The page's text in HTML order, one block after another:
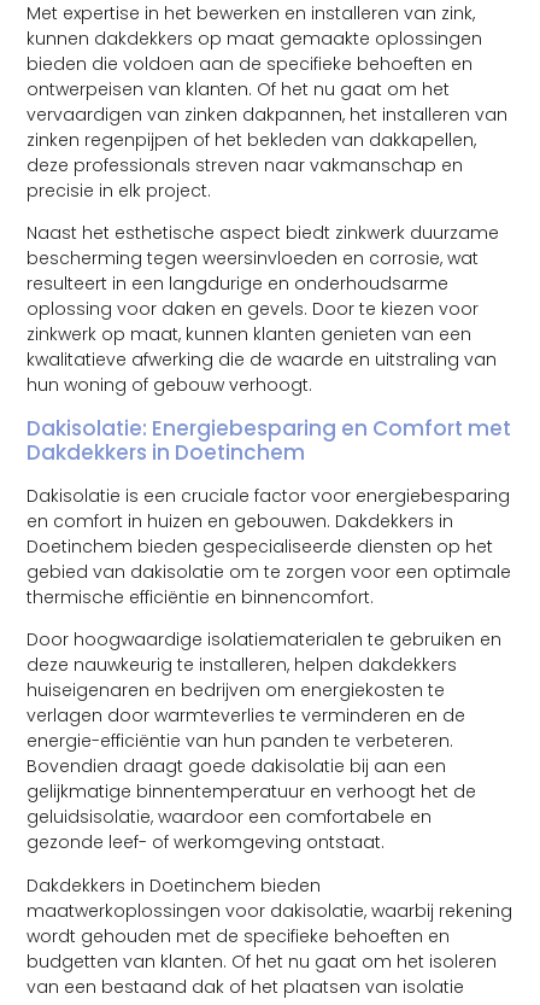
Met expertise in het bewerken en installeren van zink,
kunnen dakdekkers op maat gemaakte oplossingen
bieden die voldoen aan de specifieke behoeften en
ontwerpeisen van klanten. Of het nu gaat om het
vervaardigen van zinken dakpannen, het installeren van
zinken regenpijpen of het bekleden van dakkapellen,
deze professionals streven naar vakmanschap en
precisie in elk project.
Naast het esthetische aspect biedt zinkwerk duurzame
bescherming tegen weersinvloeden en corrosie, wat
resulteert in een langdurige en onderhoudsarme
oplossing voor daken en gevels. Door te kiezen voor
zinkwerk op maat, kunnen klanten genieten van een
kwalitatieve afwerking die de waarde en uitstraling van
hun woning of gebouw verhoogt.
Dakisolatie: Energiebesparing en Comfort met
Dakdekkers in Doetinchem
Dakisolatie is een cruciale factor voor energiebesparing
en comfort in huizen en gebouwen. Dakdekkers in
Doetinchem bieden gespecialiseerde diensten op het
gebied van dakisolatie om te zorgen voor een optimale
thermische efficiëntie en binnencomfort.
Door hoogwaardige isolatiematerialen te gebruiken en
deze nauwkeurig te installeren, helpen dakdekkers
huiseigenaren en bedrijven om energiekosten te
verlagen door warmteverlies te verminderen en de
energie-efficiëntie van hun panden te verbeteren.
Bovendien draagt ​​goede dakisolatie bij aan een
gelijkmatige binnentemperatuur en verhoogt het de
geluidsisolatie, waardoor een comfortabele en
gezonde leef- of werkomgeving ontstaat.
Dakdekkers in Doetinchem bieden
maatwerkoplossingen voor dakisolatie, waarbij rekening
wordt gehouden met de specifieke behoeften en
budgetten van klanten. Of het nu gaat om het isoleren
van een bestaand dak of het plaatsen van isolatie